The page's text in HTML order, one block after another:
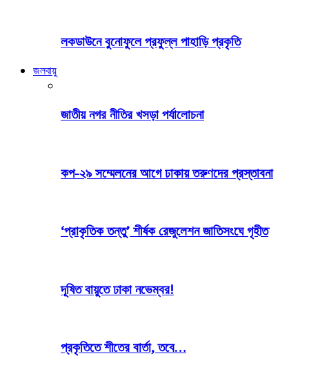
লকডাউনে বুনোফুলে প্রফুল্ল পাহাড়ি প্রকৃতি
জলবায়ু
জাতীয় নগর নীতির খসড়া পর্যালোচনা
কপ-২৯ সম্মেলনের আগে ঢাকায় তরুণদের প্রস্তাবনা
‘প্রাকৃতিক তন্তু’ শীর্ষক রেজুলেশন জাতিসংঘে গৃহীত
দূষিত বায়ুতে ঢাকা নভেম্বর!
প্রকৃতিতে শীতের বার্তা, তবে…